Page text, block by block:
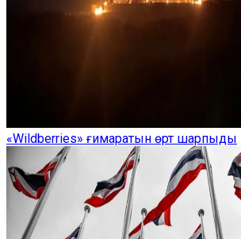
«Wildberries» ғимаратын өрт шарпыды